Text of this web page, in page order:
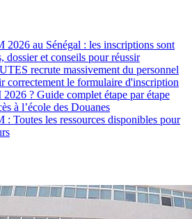
2026 au Sénégal : les inscriptions sont
dossier et conseils pour réussir
recrute massivement du personnel
correctement le formulaire d'inscription
? Guide complet étape par étape
à l’école des Douanes
: Toutes les ressources disponibles pour